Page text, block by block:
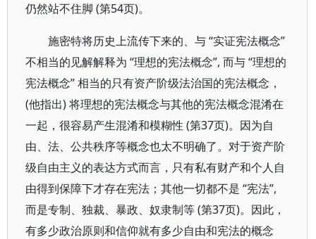
仍然站不住脚 (第54页)。
施密特将历史上流传下来的、与 “实证宪法概念”
不相当的见解解释为 “理想的宪法概念”, 而与 “理想的
宪法概念” 相当的只有资产阶级法治国的宪法概念，
(他指出) 将理想的宪法概念与其他的宪法概念混淆在
一起，很容易产生混淆和模糊性 (第37页)。因为自
由、法、公共秩序等概念也太不明确了。对于资产阶
级自由主义的表达方式而言，只有私有财产和个人自
由得到保障下才存在宪法；其他一切都不是 “宪法”,
而是专制、独裁、暴政、奴隶制等 (第37页)。因此，
有多少政治原则和信仰就有多少自由和宪法的概念